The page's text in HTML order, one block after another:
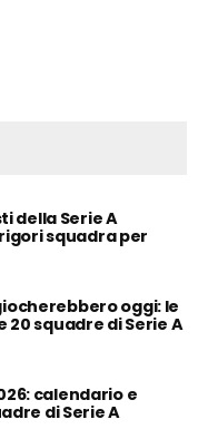
della Serie A
squadra per
oggi: le
squadre di Serie A
calendario e
di Serie A